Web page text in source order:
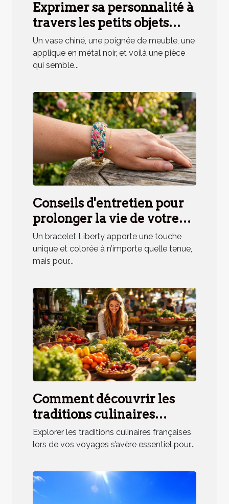
Exprimer sa personnalité à
travers les petits objets
déco, mythe ou réalité ?
Un vase chiné, une poignée de meuble, une
applique en métal noir, et voilà une pièce
qui semble...
Conseils d'entretien pour
prolonger la vie de votre
bracelet Liberty
Un bracelet Liberty apporte une touche
unique et colorée à n’importe quelle tenue,
mais pour...
Comment découvrir les
traditions culinaires
françaises lors de vos
voyages ?
Explorer les traditions culinaires françaises
lors de vos voyages s’avère essentiel pour...